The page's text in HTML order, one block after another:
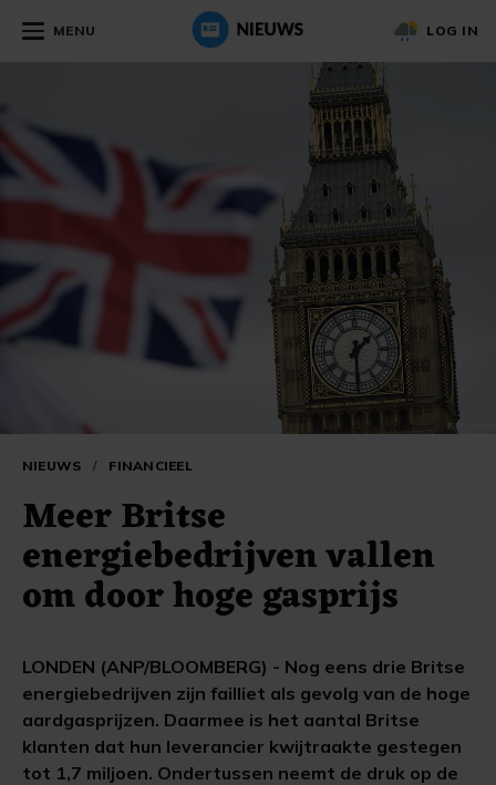
MENU LOG IN
NIEUWS / FINANCIEEL
Meer Britse
energiebedrijven vallen
om door hoge gasprijs
LONDEN (ANP/BLOOMBERG) - Nog eens drie Britse
energiebedrijven zijn failliet als gevolg van de hoge
aardgasprijzen. Daarmee is het aantal Britse
klanten dat hun leverancier kwijtraakte gestegen
tot 1,7 miljoen. Ondertussen neemt de druk op de